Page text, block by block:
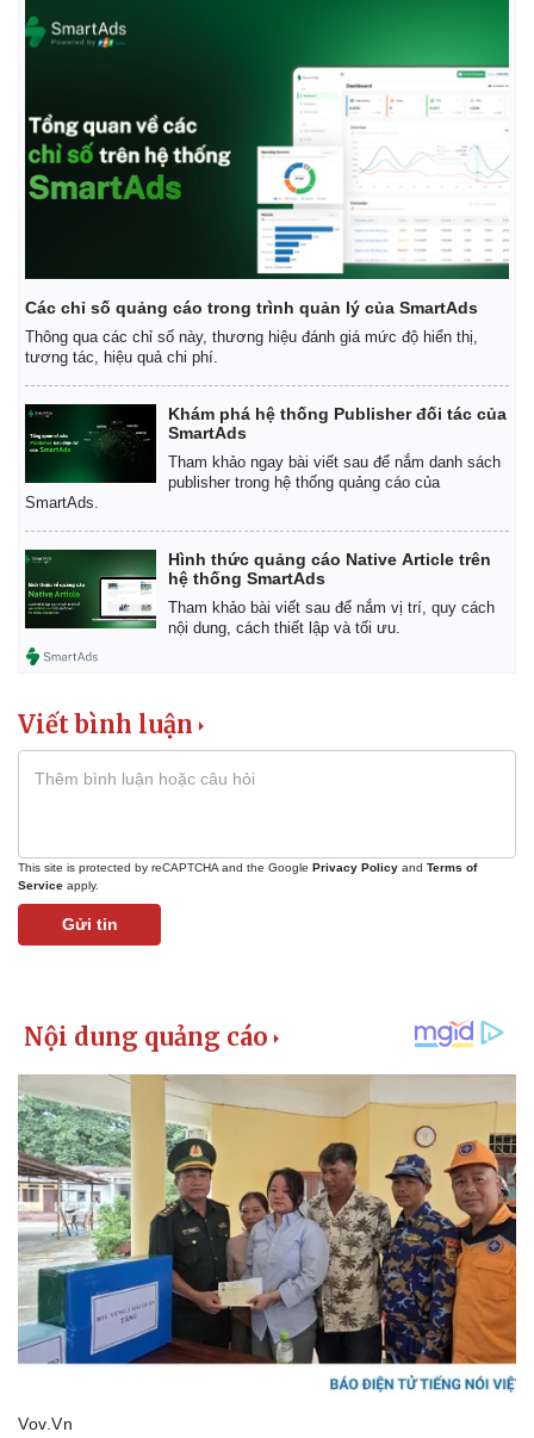
Cuộc sống đó đây
Hồ sơ
Infographic
Các chỉ số quảng cáo trong trình quản lý của SmartAds
Thông qua các chỉ số này, thương hiệu đánh giá mức độ hiển thị,
tương tác, hiệu quả chi phí.
Khám phá hệ thống Publisher đối tác của
SmartAds
Tham khảo ngay bài viết sau để nắm danh sách
publisher trong hệ thống quảng cáo của
SmartAds.
Hình thức quảng cáo Native Article trên
hệ thống SmartAds
Tham khảo bài viết sau để nắm vị trí, quy cách
nội dung, cách thiết lập và tối ưu.
Viết bình luận
This site is protected by reCAPTCHA and the Google Privacy Policy and Terms of
Service apply.
Gửi tin